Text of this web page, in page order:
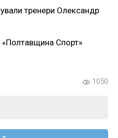
тренери Олександр
«Полтавщина Спорт»
1050